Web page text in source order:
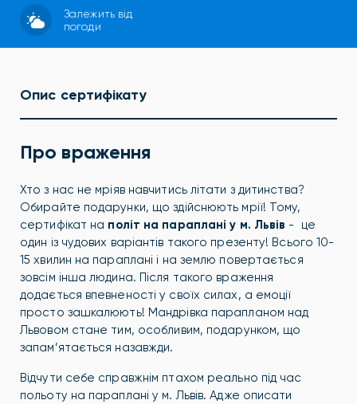
Залежить від
погоди
Опис сертифікату
Про враження
Хто з нас не мріяв навчитись літати з дитинства?
Обирайте подарунки, що здійснюють мрії! Тому,
сертифікат на політ на параплані у м. Львів - це
один із чудових варіантів такого презенту! Всього 10-
15 хвилин на параплані і на землю повертається
зовсім інша людина. Після такого враження
додається впевненості у своїх силах, а емоції
просто зашкалюють! Мандрівка парапланом над
Львовом стане тим, особливим, подарунком, що
запам’ятається назавжди.
Відчути себе справжнім птахом реально під час
польоту на параплані у м. Львів. Адже описати